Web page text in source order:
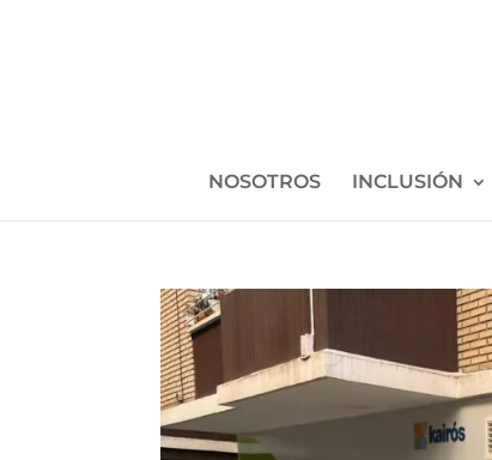
NOSOTROS INCLUSIÓN